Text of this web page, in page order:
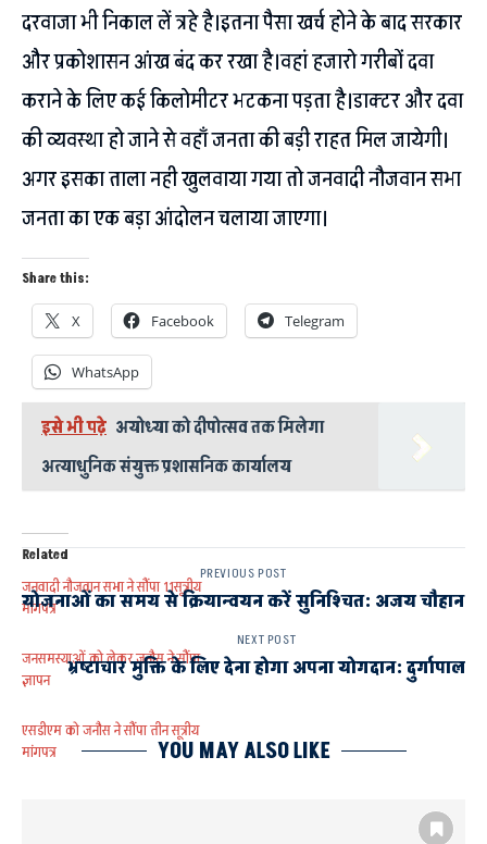
दरवाजा भी निकाल लें त्रहे है।इतना पैसा खर्च होने के बाद सरकार
और प्रकोशासन आंख बंद कर रखा है।वहां हजारो गरीबों दवा
कराने के लिए कई किलोमीटर भटकना पड़ता है।डाक्टर और दवा
की व्यवस्था हो जाने से वहाँ जनता की बड़ी राहत मिल जायेगी।
अगर इसका ताला नही खुलवाया गया तो जनवादी नौजवान सभा
जनता का एक बड़ा आंदोलन चलाया जाएगा।
Share this:
X Facebook Telegram
WhatsApp
इसे भी पढ़े अयोध्या को दीपोत्सव तक मिलेगा
अत्याधुनिक संयुक्त प्रशासनिक कार्यालय
Related
जनवादी नौजवान सभा ने सौंपा 11सूत्रीय
मांगपत्र
जनसमस्याओं को लेकर जनौस ने सौंपा
ज्ञापन
एसडीएम को जनौस ने सौंपा तीन सूत्रीय
मांगपत्र
PREVIOUS POST
योजनाओं का समय से क्रियान्वयन करें सुनिश्चित: अजय चौहान
NEXT POST
भ्रष्टाचार मुक्ति के लिए देना होगा अपना योगदान: दुर्गापाल
YOU MAY ALSO LIKE